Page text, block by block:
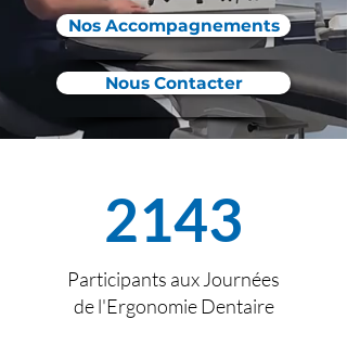
Nos Accompagnements
Nous Contacter
2143
Participants aux Journées
de l'Ergonomie Dentaire